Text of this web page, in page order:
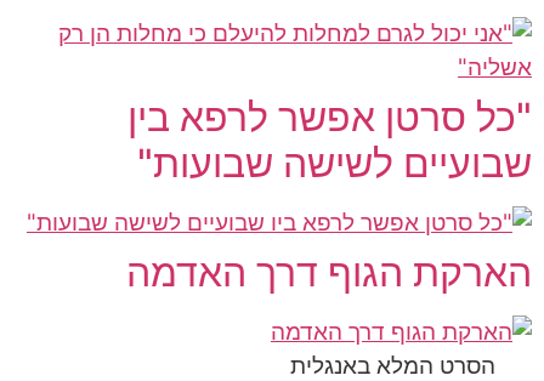
"כל סרטן אפשר לרפא בין
שבועיים לשישה שבועות"
הארקת הגוף דרך האדמה
הסרט המלא באנגלית